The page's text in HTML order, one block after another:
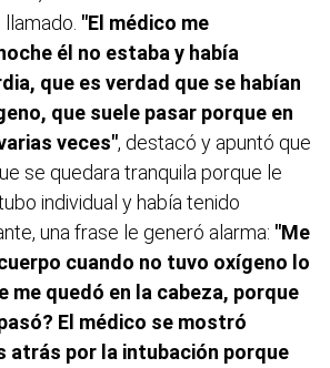
"El médico me
él no estaba y había
que es verdad que se habían
que suele pasar porque en
veces", destacó y apuntó que
se quedara tranquila porque le
individual y había tenido
una frase le generó alarma: "Me
cuando no tuvo oxígeno lo
me quedó en la cabeza, porque
El médico se mostró
atrás por la intubación porque